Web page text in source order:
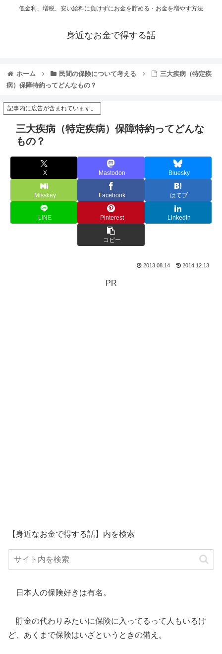
低金利、増税、安い給料に負けずにお金を貯める・お金を増やす方法
身近なお金で得する話
ホーム 民間の保険について考える
三大疾病（特定疾
病）保障特約ってどんなもの？
記事内に広告が含まれています。
三大疾病（特定疾病）保障特約ってどんな
もの？
X Mastodon Bluesky
Misskey Facebook はてブ
LINE Pinterest LinkedIn
コピー
2013.08.14 2014.12.13
PR
【身近なお金で得する話】内を検索
日本人の保険好きは有名。
貯金の代わりみたいに保険に入ってるって人もいるけ
ど、あくまで保険はいざというときの備え。